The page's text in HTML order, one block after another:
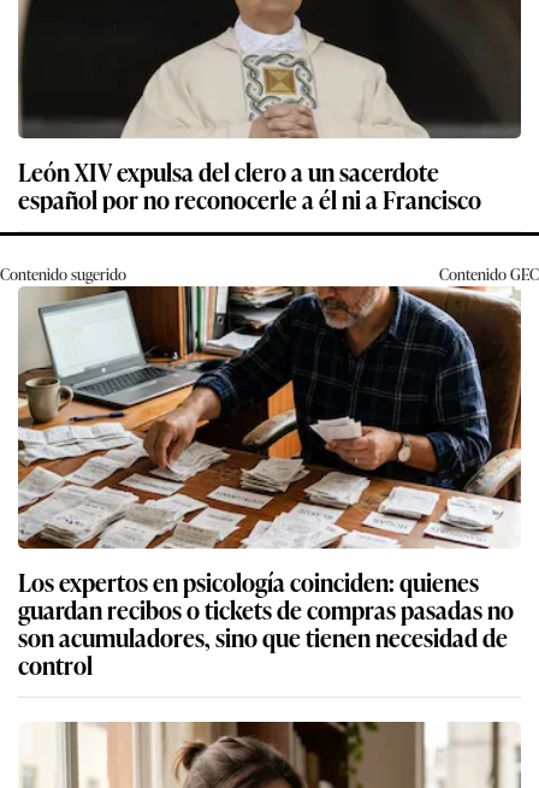
León XIV expulsa del clero a un sacerdote
español por no reconocerle a él ni a Francisco
Contenido sugerido ContenidoGEC
Los expertos en psicología coinciden: quienes
guardan recibos o tickets de compras pasadas no
son acumuladores, sino que tienen necesidad de
control